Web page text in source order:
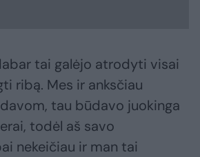
tai galėjo atrodyti visai
ribą. Mes ir anksčiau
tau būdavo juokinga
todėl aš savo
nekeičiau ir man tai